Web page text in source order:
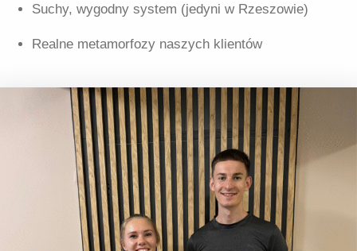
Suchy, wygodny system (jedyni w Rzeszowie)
Realne metamorfozy naszych klientów